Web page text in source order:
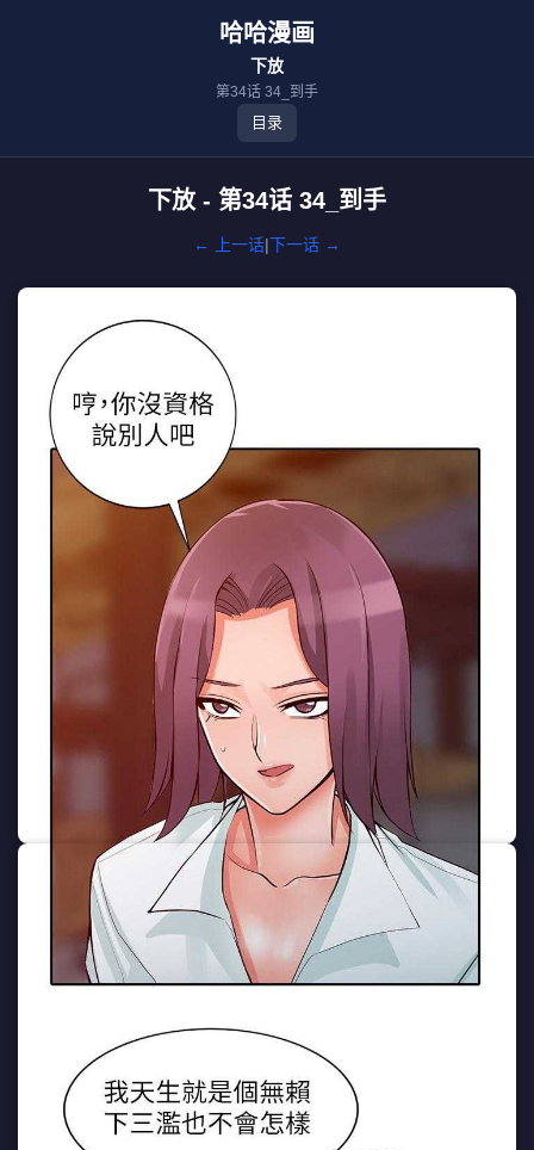
哈哈漫画
下放
第34话 34_到手
目录
下放 - 第34话 34_到手
← 上一话|下一话 →